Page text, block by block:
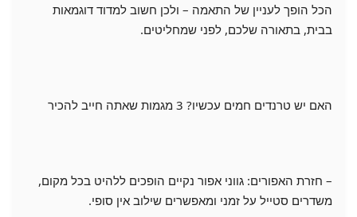
הכל הופך לעניין של התאמה – ולכן חשוב למדוד דוגמאות
בבית, בתאורה שלכם, לפני שמחליטים.
האם יש טרנדים חמים עכשיו? 3 מגמות שאתה חייב להכיר
– חזרת האפורים: גווני אפור נקיים הופכים ללהיט בכל מקום,
משדרים סטייל על זמני ומאפשרים שילוב אין סופי.